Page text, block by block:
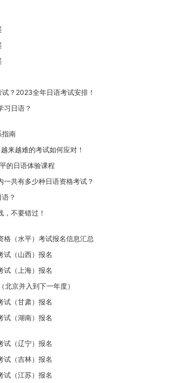
？2023全年日语考试安排！
习日语？
指南
来越难的考试如何应对！
的日语体验课程
共有多少种日语资格考试？
？
不要错过！
（水平）考试报名信息汇总
试（山西）报名
试（上海）报名
京并入到下一年度）
试（甘肃）报名
试（湖南）报名
试（辽宁）报名
试（吉林）报名
试（江苏）报名